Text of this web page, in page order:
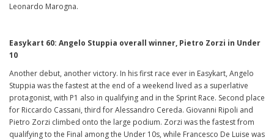
Leonardo Marogna.
Easykart 60: Angelo Stuppia overall winner, Pietro Zorzi in Under
10
Another debut, another victory. In his first race ever in Easykart, Angelo
Stuppia was the fastest at the end of a weekend lived as a superlative
protagonist, with P1 also in qualifying and in the Sprint Race. Second place
for Riccardo Cassani, third for Alessandro Cereda. Giovanni Ripoli and
Pietro Zorzi climbed onto the large podium. Zorzi was the fastest from
qualifying to the Final among the Under 10s, while Francesco De Luise was